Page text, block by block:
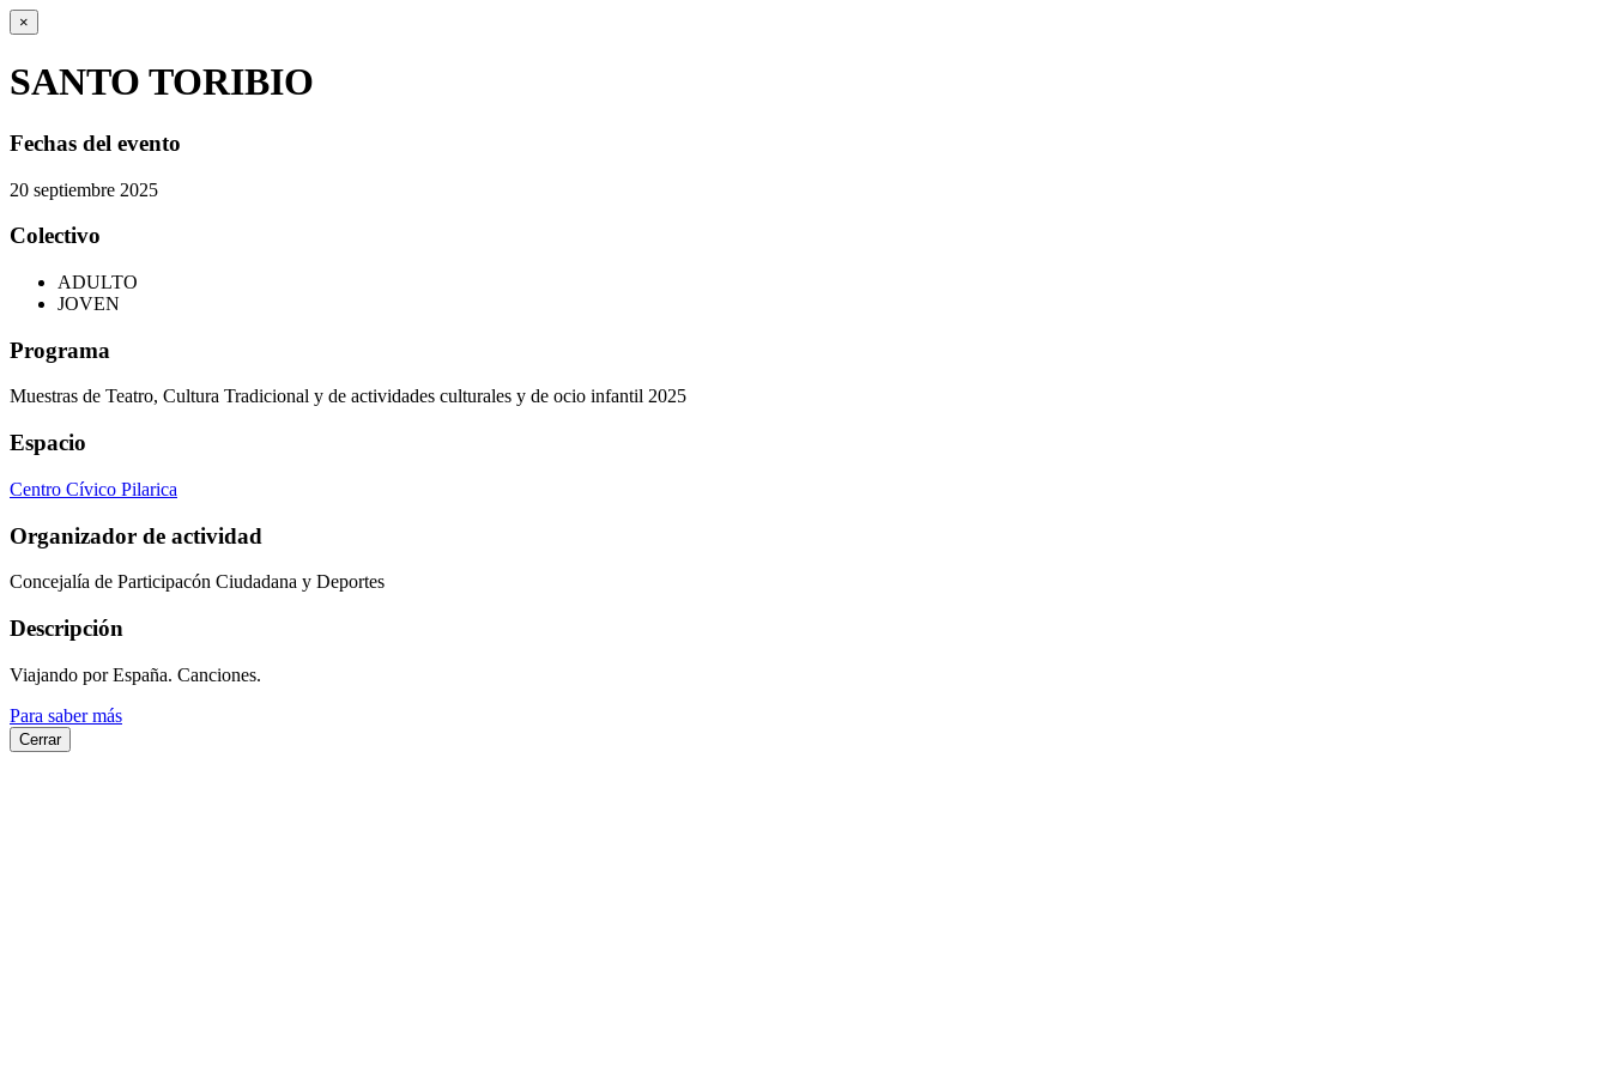
×
SANTO TORIBIO
Fechas del evento
20 septiembre 2025
Colectivo
ADULTO
JOVEN
Programa
Muestras de Teatro, Cultura Tradicional y de actividades culturales y de ocio infantil 2025
Espacio
Centro Cívico Pilarica
Organizador de actividad
Concejalía de Participacón Ciudadana y Deportes
Descripción
Viajando por España. Canciones.
Para saber más
Cerrar